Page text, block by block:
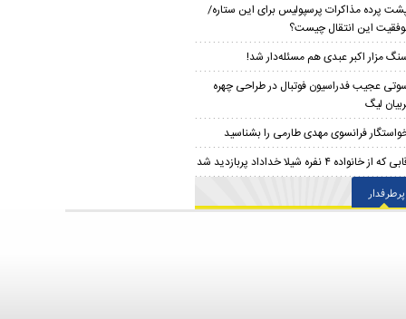
پرده مذاکرات پرسپولیس برای این ستاره/
این انتقال چیست؟
مزار اکبر عبدی هم مسئله‌دار شد!
عجیب فدراسیون فوتبال در طراحی چهره
لیگ
فرانسوی مهدی طارمی را بشناسید
که از خانواده ۴ نفره شیلا خداداد پربازدید شد
پرطرفدار